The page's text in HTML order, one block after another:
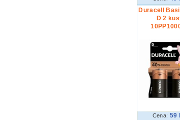
Duracell
D 2
Cena: 59